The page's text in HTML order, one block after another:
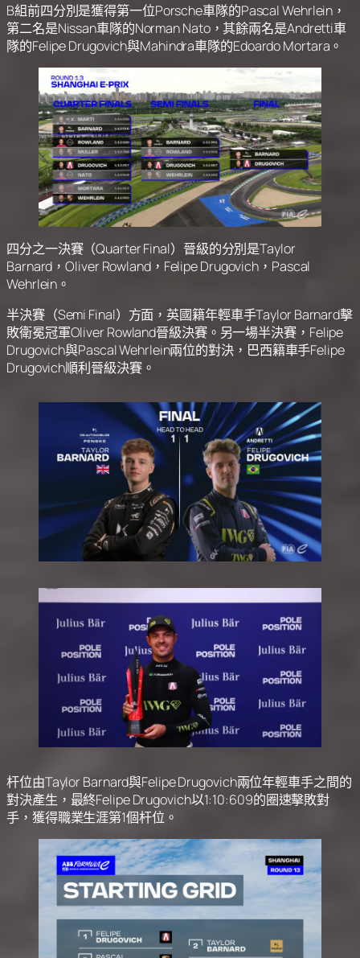
B組前四分別是獲得第一位Porsche車隊的Pascal Wehrlein，
第二名是Nissan車隊的Norman Nato，其餘兩名是Andretti車
隊的Felipe Drugovich與Mahindra車隊的Edoardo Mortara。
四分之一決賽（Quarter Final）晉級的分別是Taylor
Barnard，Oliver Rowland，Felipe Drugovich，Pascal
Wehrlein。
半決賽（Semi Final）方面，英國籍年輕車手Taylor Barnard擊
敗衛冕冠軍Oliver Rowland晉級決賽。另一場半決賽，Felipe
Drugovich與Pascal Wehrlein兩位的對決，巴西籍車手Felipe
Drugovich順利晉級決賽。
杆位由Taylor Barnard與Felipe Drugovich兩位年輕車手之間的
對決產生，最終Felipe Drugovich以1:10:609的圈速擊敗對
手，獲得職業生涯第1個杆位。